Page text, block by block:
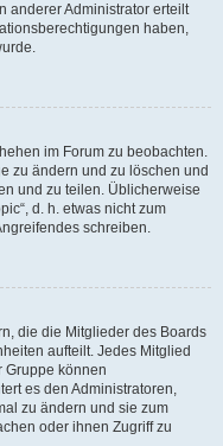
anderer Administrator erteilt
haben,
im Forum zu beobachten.
zu ändern und zu löschen und
und zu teilen. Üblicherweise
d. h. etwas nicht zum
schreiben.
die die Mitglieder des Boards
aufteilt. Jedes Mitglied
Gruppe können
es den Administratoren,
zu ändern und sie zum
oder ihnen Zugriff zu